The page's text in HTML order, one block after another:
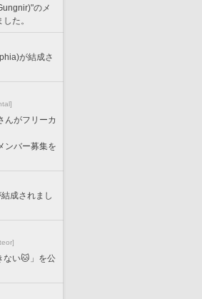
のメ
た。
が結成さ
んがフリーカ
ンバー募集を
成されまし
ない🐱」を公